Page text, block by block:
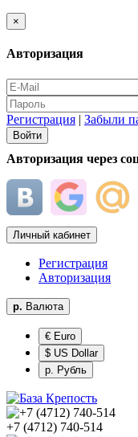
×
Авторизация
Регистрация | Забыли
Авторизация через
Личный кабинет
Регистрация
Авторизация
р. Валюта
€ Euro
$ US Dollar
р. Рубль
+7 (4712) 740-514